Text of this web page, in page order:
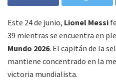
Este 24 de junio, Lionel Messi
39 mientras se encuentra en
Mundo 2026. El capitán de la
mantiene concentrado en la
victoria mundialista.